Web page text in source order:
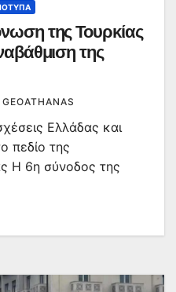
της Τουρκίας
της
GEOATHANAS
Ελλάδας και
πεδίο της
Η 6η σύνοδος της